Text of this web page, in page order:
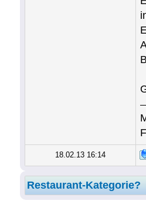
18.02.13 16:14
Restaurant-Kategorie?